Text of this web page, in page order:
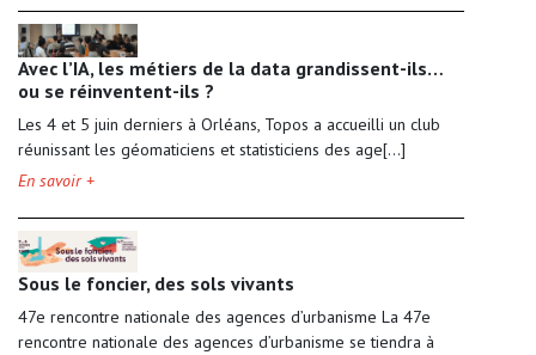
Avec l’IA, les métiers de la data grandissent-ils…
ou se réinventent-ils ?
Les 4 et 5 juin derniers à Orléans, Topos a accueilli un club
réunissant les géomaticiens et statisticiens des age[...]
En savoir +
Sous le foncier, des sols vivants
47e rencontre nationale des agences d’urbanisme La 47e
rencontre nationale des agences d’urbanisme se tiendra à